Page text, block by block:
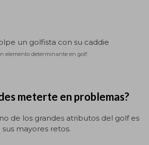
elemento determinante en golf.
meterte en problemas?
de los grandes atributos del golf es
mayores retos.